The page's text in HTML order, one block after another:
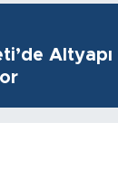
Altyapı